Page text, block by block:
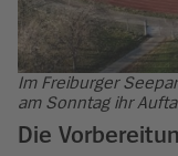
Im Freiburger
am Sonntag ihr
Die